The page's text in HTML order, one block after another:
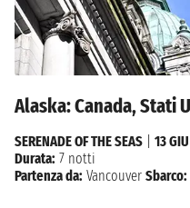
Alaska: Canada, Stati
SERENADE OF THE SEAS
13
Durata: 7 notti
Partenza da: Vancouver Sbarco: